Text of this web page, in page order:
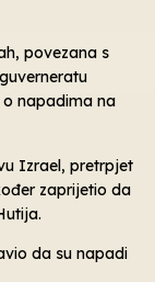
povezana s
napadima na
Izrael, pretrpjet
zaprijetio da
da su napadi